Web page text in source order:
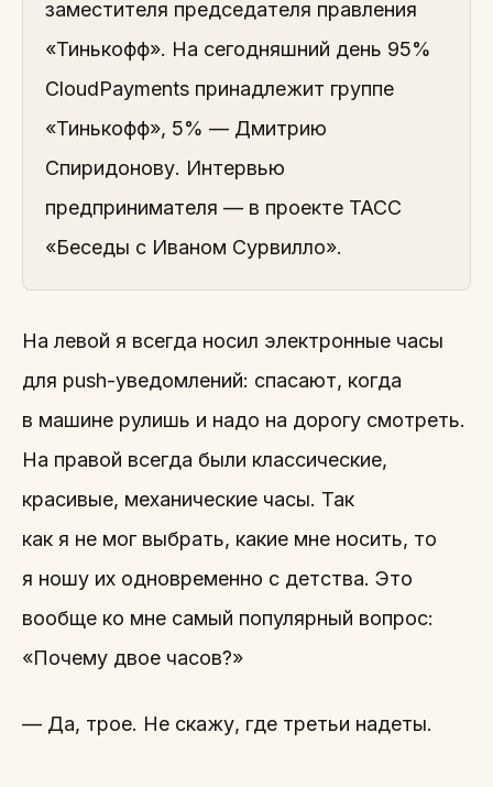
заместителя председателя правления
«Тинькофф». На сегодняшний день 95%
CloudPayments принадлежит группе
«Тинькофф», 5% — Дмитрию
Спиридонову. Интервью
предпринимателя — в проекте ТАСС
«Беседы с Иваном Сурвилло».
На левой я всегда носил электронные часы
для push-уведомлений: спасают, когда
в машине рулишь и надо на дорогу смотреть.
На правой всегда были классические,
красивые, механические часы. Так
как я не мог выбрать, какие мне носить, то
я ношу их одновременно с детства. Это
вообще ко мне самый популярный вопрос:
«Почему двое часов?»
— Да, трое. Не скажу, где третьи надеты.